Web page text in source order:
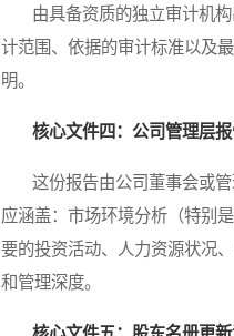
由具备资质的独立审计机构
计范围、依据的审计标准以及
明。
核心文件四：公司管理层
这份报告由公司董事会或管
应涵盖：市场环境分析（特别
要的投资活动、人力资源状况
和管理深度。